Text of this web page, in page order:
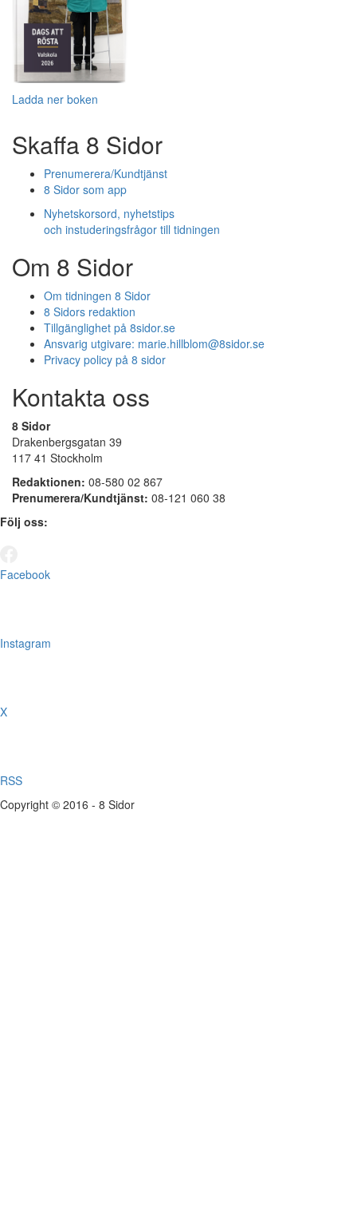
Ladda ner boken
Skaffa 8 Sidor
Prenumerera/Kundtjänst
8 Sidor som app
Nyhetskorsord, nyhetstips
och instuderingsfrågor till tidningen
Om 8 Sidor
Om tidningen 8 Sidor
8 Sidors redaktion
Tillgänglighet på 8sidor.se
Ansvarig utgivare: marie.hillblom@8sidor.se
Privacy policy på 8 sidor
Kontakta oss
8 Sidor
Drakenbergsgatan 39
117 41 Stockholm
Redaktionen: 08-580 02 867
Prenumerera/Kundtjänst: 08-121 060 38
Följ oss:
Facebook
Instagram
X
RSS
Copyright © 2016 - 8 Sidor